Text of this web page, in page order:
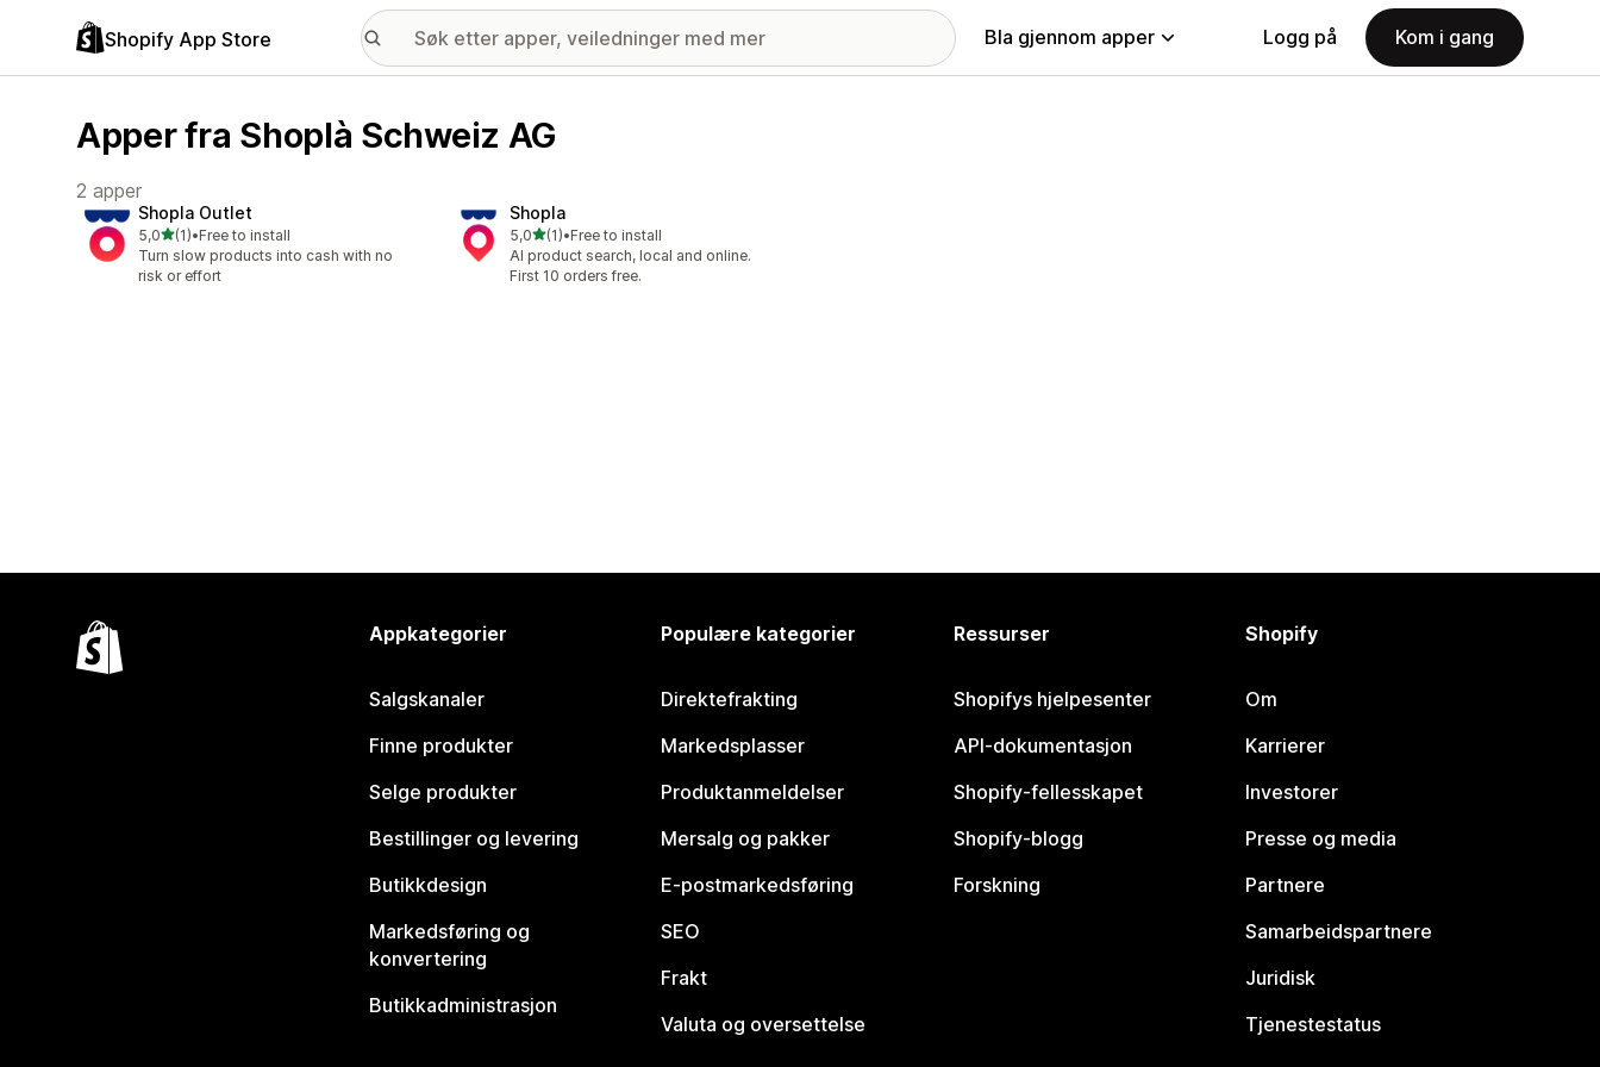
Shopify App Store Bla gjennom apper Logg på Kom i gang
Apper fra Shoplà Schweiz AG
2 apper
Shopla Outlet
5,0av 5 stjerner
(1)
Totalt 1 omtaler
•Free to install
Turn slow products into cash with no
risk or effort
Shopla
5,0av 5 stjerner
(1)
Totalt 1 omtaler
•Free to install
AI product search, local and online.
First 10 orders free.
Appkategorier
Salgskanaler
Finne produkter
Selge produkter
Bestillinger og levering
Butikkdesign
Markedsføring og
konvertering
Butikkadministrasjon
Populære kategorier
Direktefrakting
Markedsplasser
Produktanmeldelser
Mersalg og pakker
E-postmarkedsføring
SEO
Frakt
Valuta og oversettelse
Ressurser
Shopifys hjelpesenter
API-dokumentasjon
Shopify-fellesskapet
Shopify-blogg
Forskning
Shopify
Om
Karrierer
Investorer
Presse og media
Partnere
Samarbeidspartnere
Juridisk
Tjenestestatus